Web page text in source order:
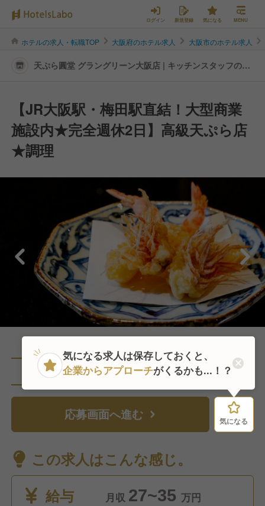
ログイン 新規登録 気になる MENU
ホテルの求人・転職TOP 大阪府のホテル求人 大阪市のホテル求人
天ぷら圓堂 グラングリーン大阪店 | キッチンスタッフの転
【JR大阪駅・梅田駅直結！大型商業
施設内★完全週休2日】高級天ぷら店
★調理
直近5人がこの求人を検討中
応募画面へ進む 気になる
この求人はこんな感じ。
給与
月収 27~35 万円
気になる
気になる求人は保存しておくと、
企業からアプローチがくるかも...！？